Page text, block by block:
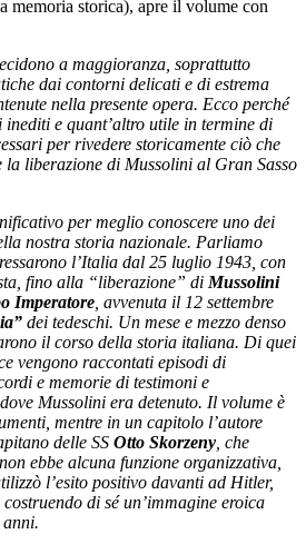
memoria storica), apre il volume con
a maggioranza, soprattutto
dai contorni delicati e di estrema
nella presente opera. Ecco perché
inediti e quant’altro utile in termine di
per rivedere storicamente ciò che
la liberazione di Mussolini al Gran Sasso
per meglio conoscere uno dei
nostra storia nazionale. Parliamo
l’Italia dal 25 luglio 1943, con
fino alla “liberazione” di Mussolini
Imperatore , avvenuta il 12 settembre
dei tedeschi. Un mese e mezzo denso
il corso della storia italiana. Di quei
vengono raccontati episodi di
e memorie di testimoni e
Mussolini era detenuto. Il volume è
mentre in un capitolo l’autore
delle SS Otto Skorzeny , che
non ebbe alcuna funzione organizzativa,
l’esito positivo davanti ad Hitler,
di sé un’immagine eroica
anni.